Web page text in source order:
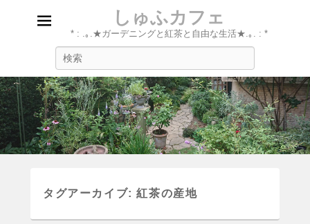
しゅふカフェ
* : .｡.★ガーデニングと紅茶と自由な生活★.｡. : *
タグアーカイブ:紅茶の産地